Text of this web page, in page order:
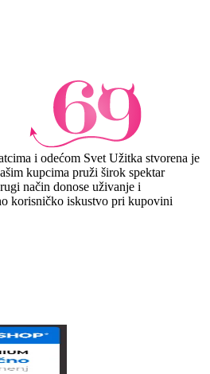
i odećom Svet Užitka stvorena je
kupcima pruži širok spektar
način donose uživanje i
korisničko iskustvo pri kupovini